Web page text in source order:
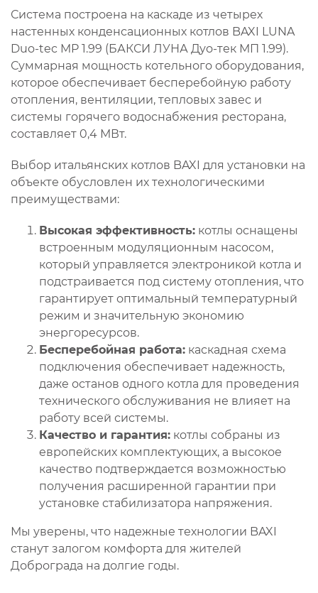
Система построена на каскаде из четырех
настенных конденсационных котлов BAXI LUNA
Duo-tec MP 1.99 (БАКСИ ЛУНА Дуо-тек МП 1.99).
Суммарная мощность котельного оборудования,
которое обеспечивает бесперебойную работу
отопления, вентиляции, тепловых завес и
системы горячего водоснабжения ресторана,
составляет 0,4 МВт.
Выбор итальянских котлов BAXI для установки на
объекте обусловлен их технологическими
преимуществами:
Высокая эффективность: котлы оснащены
встроенным модуляционным насосом,
который управляется электроникой котла и
подстраивается под систему отопления, что
гарантирует оптимальный температурный
режим и значительную экономию
энергоресурсов.
Бесперебойная работа: каскадная схема
подключения обеспечивает надежность,
даже останов одного котла для проведения
технического обслуживания не влияет на
работу всей системы.
Качество и гарантия: котлы собраны из
европейских комплектующих, а высокое
качество подтверждается возможностью
получения расширенной гарантии при
установке стабилизатора напряжения.
Мы уверены, что надежные технологии BAXI
станут залогом комфорта для жителей
Доброграда на долгие годы.